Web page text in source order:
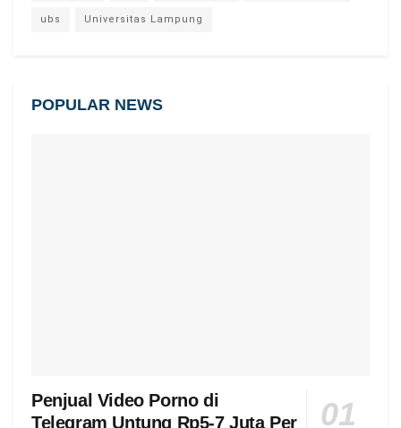
ubs Universitas Lampung
POPULAR NEWS
Penjual Video Porno di
Telegram Untung Rp5-7 Juta Per